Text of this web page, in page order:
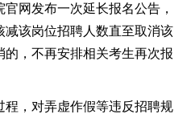
网发布一次延长报名公告，
该岗位招聘人数直至取消该
，不再安排相关考生再次报
，对弄虚作假等违反招聘规